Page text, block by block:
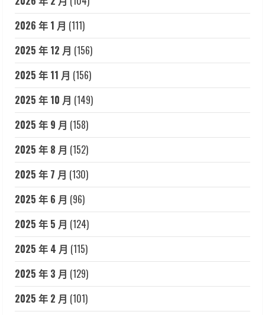
2026 年 1 月 (111)
2025 年 12 月 (156)
2025 年 11 月 (156)
2025 年 10 月 (149)
2025 年 9 月 (158)
2025 年 8 月 (152)
2025 年 7 月 (130)
2025 年 6 月 (96)
2025 年 5 月 (124)
2025 年 4 月 (115)
2025 年 3 月 (129)
2025 年 2 月 (101)